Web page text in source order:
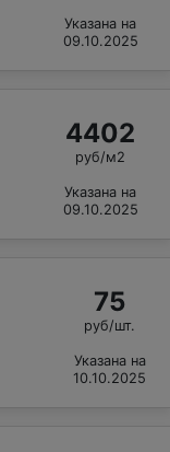
Указана на
09.10.2025
4402
руб/м2
Указана на
09.10.2025
75
руб/шт.
Указана на
10.10.2025